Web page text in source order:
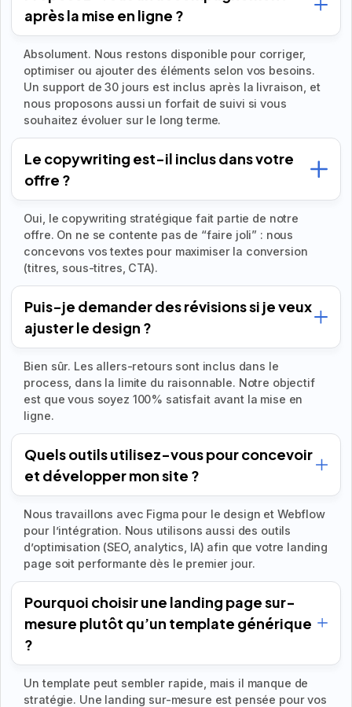
après la mise en ligne ?
Absolument. Nous restons disponible pour corriger,
optimiser ou ajouter des éléments selon vos besoins.
Un support de 30 jours est inclus après la livraison, et
nous proposons aussi un forfait de suivi si vous
souhaitez évoluer sur le long terme.
Le copywriting est-il inclus dans votre
offre ?
Oui, le copywriting stratégique fait partie de notre
offre. On ne se contente pas de “faire joli” : nous
concevons vos textes pour maximiser la conversion
(titres, sous-titres, CTA).
Puis-je demander des révisions si je veux
ajuster le design ?
Bien sûr. Les allers-retours sont inclus dans le
process, dans la limite du raisonnable. Notre objectif
est que vous soyez 100% satisfait avant la mise en
ligne.
Quels outils utilisez-vous pour concevoir
et développer mon site ?
Nous travaillons avec Figma pour le design et Webflow
pour l’intégration. Nous utilisons aussi des outils
d’optimisation (SEO, analytics, IA) afin que votre landing
page soit performante dès le premier jour.
Pourquoi choisir une landing page sur-
mesure plutôt qu’un template générique
?
Un template peut sembler rapide, mais il manque de
stratégie. Une landing sur-mesure est pensée pour vos